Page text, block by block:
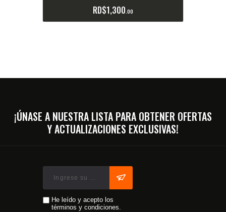
RD$1,300 00
¡ÚNASE A NUESTRA LISTA PARA OBTENER OFERTAS
Y ACTUALIZACIONES EXCLUSIVAS!
He leído y acepto los
términos y condiciones.